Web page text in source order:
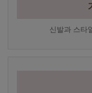
신발과 스타